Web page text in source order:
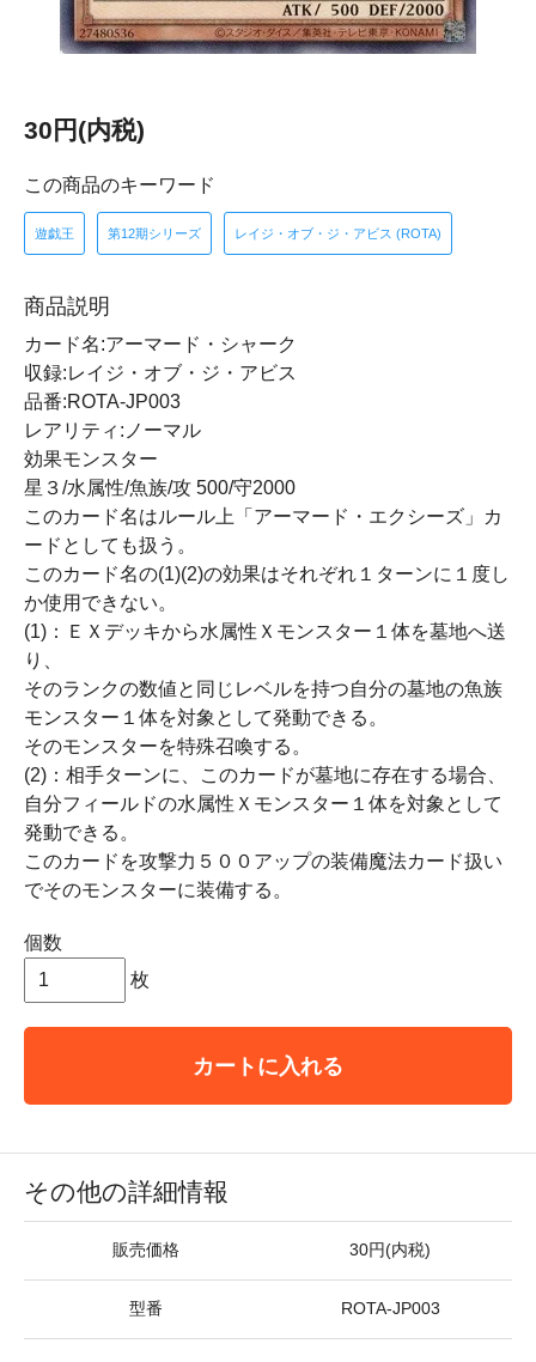
30円(内税)
この商品のキーワード
遊戯王 第12期シリーズ レイジ・オブ・ジ・アビス (ROTA)
商品説明
カード名:アーマード・シャーク
収録:レイジ・オブ・ジ・アビス
品番:ROTA-JP003
レアリティ:ノーマル
効果モンスター
星３/水属性/魚族/攻 500/守2000
このカード名はルール上「アーマード・エクシーズ」カ
ードとしても扱う。
このカード名の(1)(2)の効果はそれぞれ１ターンに１度し
か使用できない。
(1)：ＥＸデッキから水属性Ｘモンスター１体を墓地へ送
り、
そのランクの数値と同じレベルを持つ自分の墓地の魚族
モンスター１体を対象として発動できる。
そのモンスターを特殊召喚する。
(2)：相手ターンに、このカードが墓地に存在する場合、
自分フィールドの水属性Ｘモンスター１体を対象として
発動できる。
このカードを攻撃力５００アップの装備魔法カード扱い
でそのモンスターに装備する。
個数
枚
カートに入れる
その他の詳細情報
販売価格 30円(内税)
型番 ROTA-JP003